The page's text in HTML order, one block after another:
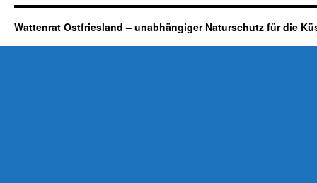
Wattenrat Ostfriesland – unabhängiger Naturschutz für die